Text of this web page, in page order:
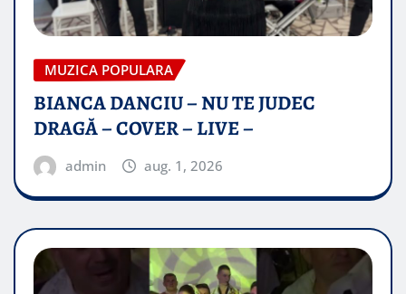
MUZICA POPULARA
BIANCA DANCIU – NU TE JUDEC
DRAGĂ – COVER – LIVE –
admin aug. 1, 2026